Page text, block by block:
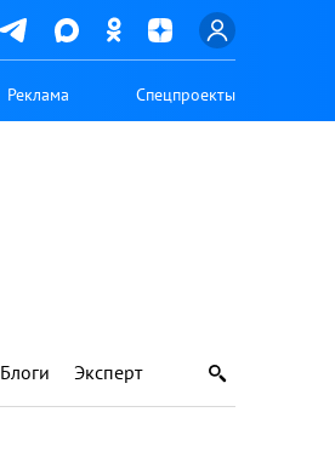
Реклама Спецпроекты
Блоги Эксперт